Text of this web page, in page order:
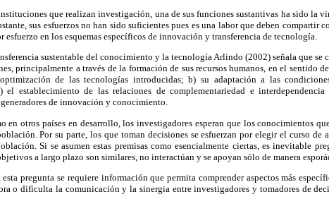
que realizan investigación, una de sus funciones sustantivas ha sido la
sus esfuerzos no han sido suficientes pues es una labor que deben compartir
esfuerzo en los esquemas específicos de innovación y transferencia de tecnología.
sustentable del conocimiento y la tecnología Arlindo (2002) señala que se
principalmente a través de la formación de sus recursos humanos, en el sentido
de las tecnologías introducidas; b) su adaptación a las
el establecimiento de las relaciones de complementariedad e
de innovación y conocimiento.
en otros países en desarrollo, los investigadores esperan que los conocimientos
Por su parte, los que toman decisiones se esfuerzan por elegir el curso de
Si se asumen estas premisas como esencialmente ciertas, es inevitable
a largo plazo son similares, no interactúan y se apoyan sólo de manera
esta pregunta se requiere información que permita comprender aspectos más
o dificulta la comunicación y la sinergia entre investigadores y tomadores de